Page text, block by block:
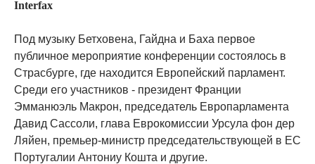
Interfax
Под музыку Бетховена, Гайдна и Баха первое
публичное мероприятие конференции состоялось в
Страсбурге, где находится Европейский парламент.
Среди его участников - президент Франции
Эмманюэль Макрон, председатель Европарламента
Давид Сассоли, глава Еврокомиссии Урсула фон дер
Ляйен, премьер-министр председательствующей в ЕС
Португалии Антониу Кошта и другие.